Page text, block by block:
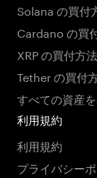
Solana の買付
Cardano の買
XRP の買付方法
Tether の買付
すべての資産
利用規約
利用規約
プライバシー